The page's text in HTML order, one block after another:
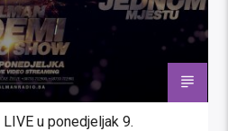
u ponedjeljak 9.